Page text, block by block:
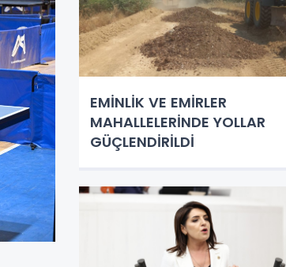
EMİNLİK VE EMİRLER
MAHALLELERİNDE YOLLAR
GÜÇLENDİRİLDİ